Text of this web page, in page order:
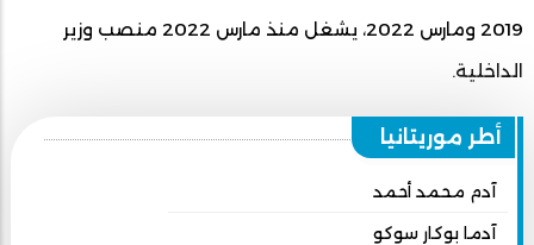
2019 ومارس 2022، يشغل منذ مارس 2022 منصب وزير
الداخلية.
أطر موريتانيا
آدم محمد أحمد
آدما بوكار سوكو